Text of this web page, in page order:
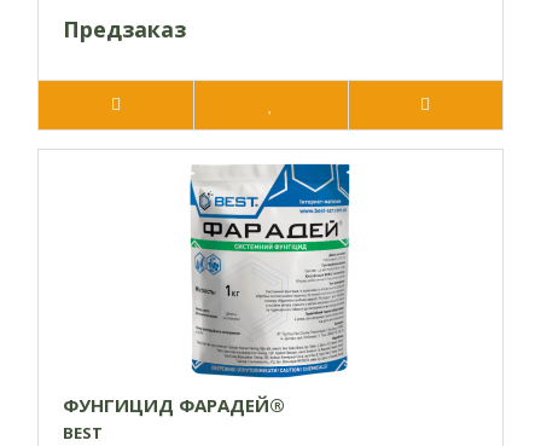
Предзаказ
ФУНГИЦИД ФАРАДЕЙ®
BEST